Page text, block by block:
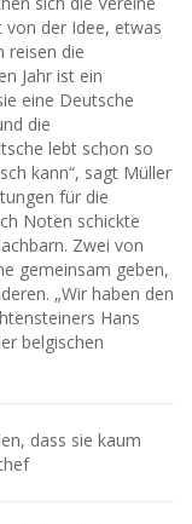
von der Idee, etwas
reisen die
Jahr ist ein
eine Deutsche
die
lebt schon so
kann“, sagt Müller
für die
Noten schickte
Zwei von
gemeinsam geben,
„Wir haben den
Hans
belgischen
dass sie kaum